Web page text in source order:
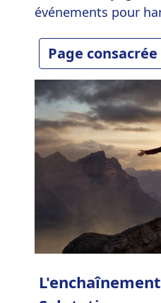
événements pour
Page